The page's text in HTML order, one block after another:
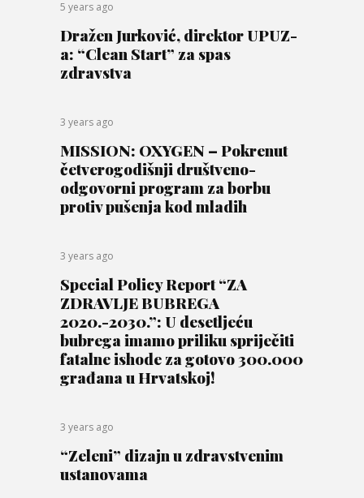
5 years ago
Dražen Jurković, direktor UPUZ-
a: “Clean Start” za spas
zdravstva
3 years ago
MISSION: OXYGEN – Pokrenut
četverogodišnji društveno-
odgovorni program za borbu
protiv pušenja kod mladih
3 years ago
Special Policy Report “ZA
ZDRAVLJE BUBREGA
2020.-2030.”: U desetljeću
bubrega imamo priliku spriječiti
fatalne ishode za gotovo 300.000
građana u Hrvatskoj!
3 years ago
“Zeleni” dizajn u zdravstvenim
ustanovama